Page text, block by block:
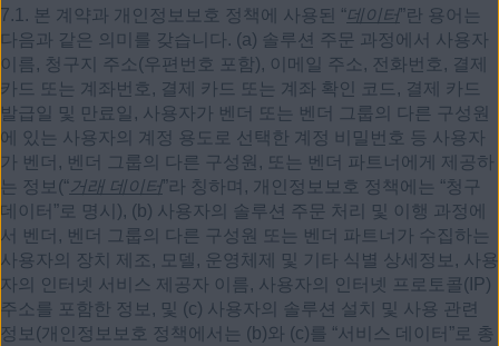
7.1. 본 계약과 개인정보보호 정책에 사용된 “데이터”란 용어는
다음과 같은 의미를 갖습니다. (a) 솔루션 주문 과정에서 사용자
이름, 청구지 주소(우편번호 포함), 이메일 주소, 전화번호, 결제
카드 또는 계좌번호, 결제 카드 또는 계좌 확인 코드, 결제 카드
발급일 및 만료일, 사용자가 벤더 또는 벤더 그룹의 다른 구성원
에 있는 사용자의 계정 용도로 선택한 계정 비밀번호 등 사용자
가 벤더, 벤더 그룹의 다른 구성원, 또는 벤더 파트너에게 제공하
는 정보(“거래 데이터”라 칭하며, 개인정보보호 정책에는 “청구
데이터”로 명시), (b) 사용자의 솔루션 주문 처리 및 이행 과정에
서 벤더, 벤더 그룹의 다른 구성원 또는 벤더 파트너가 수집하는
사용자의 장치 제조, 모델, 운영체제 및 기타 식별 상세정보, 사용
자의 인터넷 서비스 제공자 이름, 사용자의 인터넷 프로토콜(IP)
주소를 포함한 정보, 및 (c) 사용자의 솔루션 설치 및 사용 관련
정보(개인정보보호 정책에서는 (b)와 (c)를 “서비스 데이터”로 총